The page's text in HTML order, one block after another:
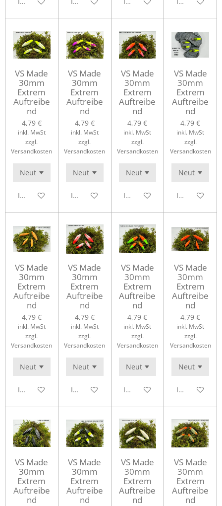
VS Made
30mm
Extrem
Auftreibe
nd
4,79 €
inkl. MwSt
zzgl.
Versandkosten
In den Warenkorb
VS Made
30mm
Extrem
Auftreibe
nd
4,79 €
inkl. MwSt
zzgl.
Versandkosten
In den Warenkorb
VS Made
30mm
Extrem
Auftreibe
nd
4,79 €
inkl. MwSt
zzgl.
Versandkosten
In den Warenkorb
VS Made
30mm
Extrem
Auftreibe
nd
4,79 €
inkl. MwSt
zzgl.
Versandkosten
In den
VS Made
30mm
Extrem
Auftreibe
nd
4,79 €
inkl. MwSt
zzgl.
Versandkosten
In den Warenkorb
VS Made
30mm
Extrem
Auftreibe
nd
4,79 €
inkl. MwSt
zzgl.
Versandkosten
In den Warenkorb
VS Made
30mm
Extrem
Auftreibe
nd
4,79 €
inkl. MwSt
zzgl.
Versandkosten
In den Warenkorb
VS Made
30mm
Extrem
Auftreibe
nd
4,79 €
inkl. MwSt
zzgl.
Versandkosten
In den
VS Made
30mm
Extrem
Auftreibe
nd
VS Made
30mm
Extrem
Auftreibe
nd
VS Made
30mm
Extrem
Auftreibe
nd
VS Made
30mm
Extrem
Auftreibe
nd